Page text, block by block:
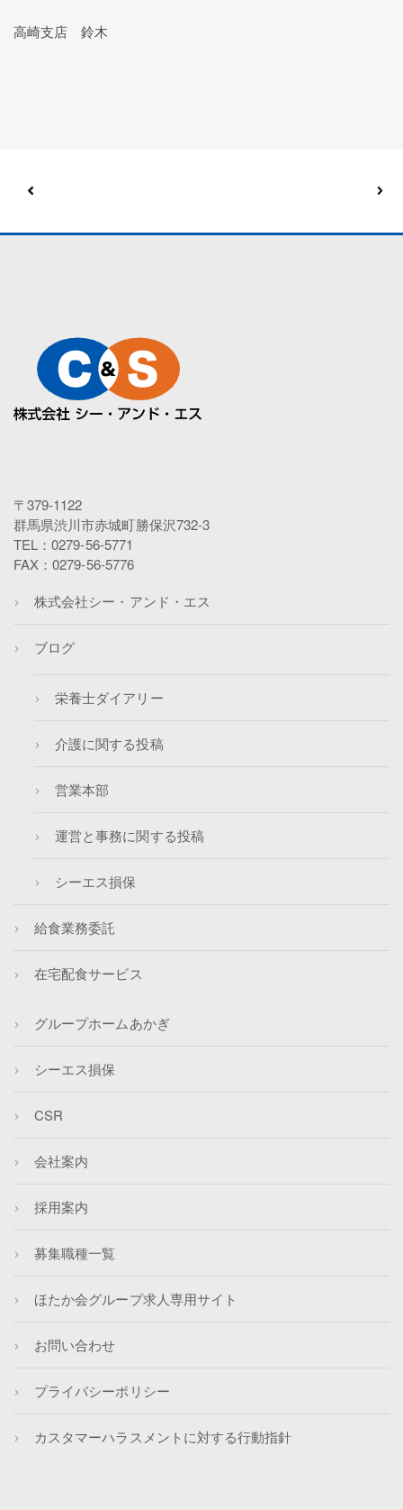
高崎支店 鈴木
〒379-1122
群馬県渋川市赤城町勝保沢732-3
TEL：0279-56-5771
FAX：0279-56-5776
株式会社シー・アンド・エス
ブログ
栄養士ダイアリー
介護に関する投稿
営業本部
運営と事務に関する投稿
シーエス損保
給食業務委託
在宅配食サービス
グループホームあかぎ
シーエス損保
CSR
会社案内
採用案内
募集職種一覧
ほたか会グループ求人専用サイト
お問い合わせ
プライバシーポリシー
カスタマーハラスメントに対する行動指針